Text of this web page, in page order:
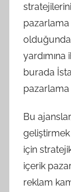
pazarlama
yardımına
burada
pazarlama
Bu
için
içerik
reklam